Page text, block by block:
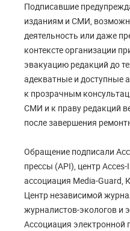
Подписавшие
изданиям и СМИ,
деятельность или даже
контексте организации
эвакуацию редакций до
адекватные и доступные
к прозрачным
СМИ и к праву редакций
после завершения
Обращение подписали
прессы (API), центр
ассоциация Media-Guard,
Центр независимой
журналистов-экологов и
Ассоциация электронной